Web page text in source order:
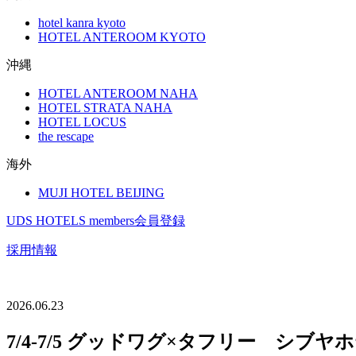
hotel kanra kyoto
HOTEL ANTEROOM KYOTO
沖縄
HOTEL ANTEROOM NAHA
HOTEL STRATA NAHA
HOTEL LOCUS
the rescape
海外
MUJI HOTEL BEIJING
UDS HOTELS members会員登録
採用情報
2026.06.23
7/4-7/5 グッドワグ×タフリー シブヤ